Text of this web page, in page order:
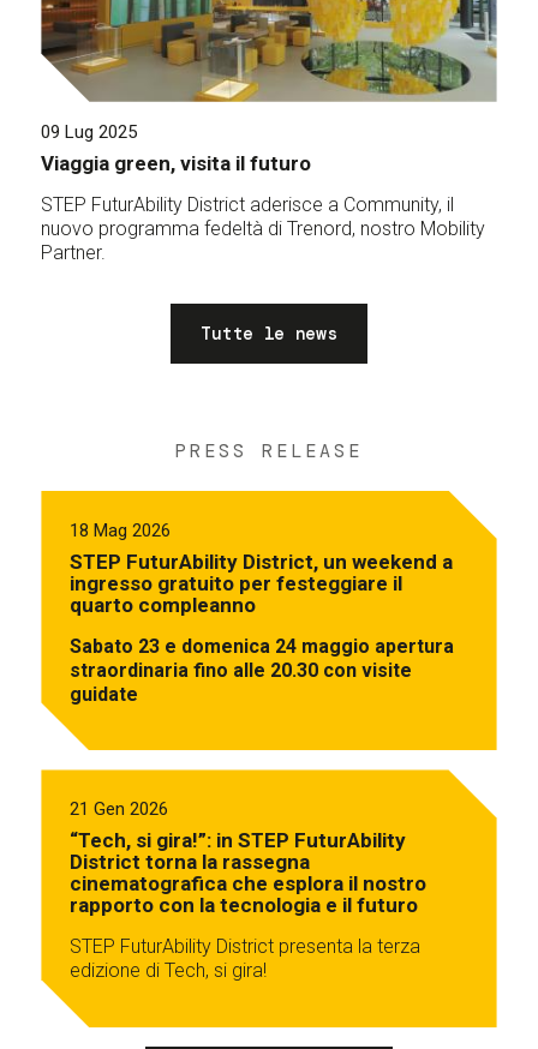
09 Lug 2025
Viaggia green, visita il futuro
STEP FuturAbility District aderisce a Community, il
nuovo programma fedeltà di Trenord, nostro Mobility
Partner.
Tutte le news
PRESS RELEASE
18 Mag 2026
STEP FuturAbility District, un weekend a
ingresso gratuito per festeggiare il
quarto compleanno
Sabato 23 e domenica 24 maggio apertura
straordinaria fino alle 20.30 con visite
guidate
21 Gen 2026
“Tech, si gira!”: in STEP FuturAbility
District torna la rassegna
cinematografica che esplora il nostro
rapporto con la tecnologia e il futuro
STEP FuturAbility District presenta la terza
edizione di Tech, si gira!